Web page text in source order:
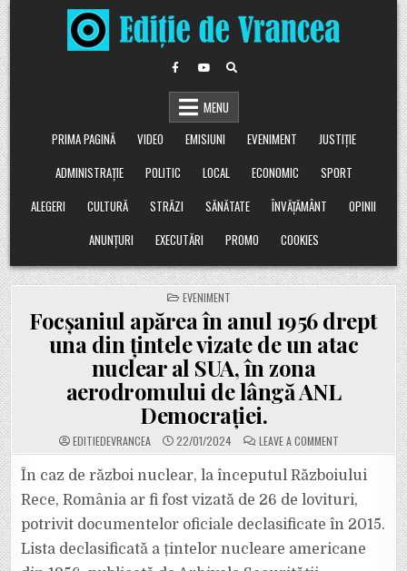
Skip
to
content
MENU
PRIMA PAGINĂ
VIDEO EMISIUNI EVENIMENT
JUSTIȚIE
ADMINISTRAȚIE
POLITIC LOCAL ECONOMIC
SPORT
ALEGERI
CULTURĂ STRĂZI SĂNĂTATE ÎNVĂȚĂMÂNT
OPINII
ANUNȚURI
EXECUTĂRI PROMO COOKIES
POSTED
IN
EVENIMENT
Focșaniul apărea în anul 1956 drept
una din țintele vizate de un atac
nuclear al SUA, în zona
aerodromului de lângă ANL
Democrației.
EDITIEDEVRANCEA 22/01/2024 LEAVE A COMMENT
FOCȘANIUL
ÎN
ANUL
1956
DREPT
UNA
DIN
VIZATE
În caz de război nuclear, la începutul Războiului
Rece, România ar fi fost vizată de 26 de lovituri,
potrivit documentelor oficiale declasificate în 2015.
Lista declasificată a țintelor nucleare americane